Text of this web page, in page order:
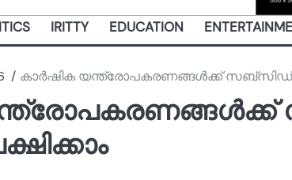
IRITTY EDUCATION
കാർഷിക യന്ത്രോപകരണങ്ങൾക്ക്